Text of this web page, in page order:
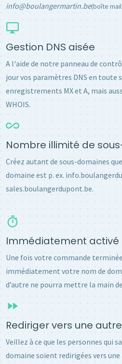
info@boulangermartin.be(boîte
Gestion DNS aisée
A l'aide de notre panneau de
jour vos paramètres DNS en
enregistrements MX et A, mais
WHOIS.
Nombre illimité de
Créez autant de sous-domaines
domaine est p. ex.
sales.boulangerdupont.be.
Immédiatement activé
Une fois votre commande
immédiatement votre nom de
d’autre ne pourra mettre la main
Rediriger vers une autre
Veillez à ce que les personnes qui
domaine soient redirigées vers